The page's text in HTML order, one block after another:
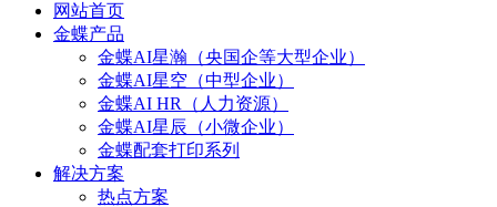
网站首页
金蝶产品
金蝶AI星瀚（央国企等大型企业）
金蝶AI星空（中型企业）
金蝶AI HR（人力资源）
金蝶AI星辰（小微企业）
金蝶配套打印系列
解决方案
热点方案